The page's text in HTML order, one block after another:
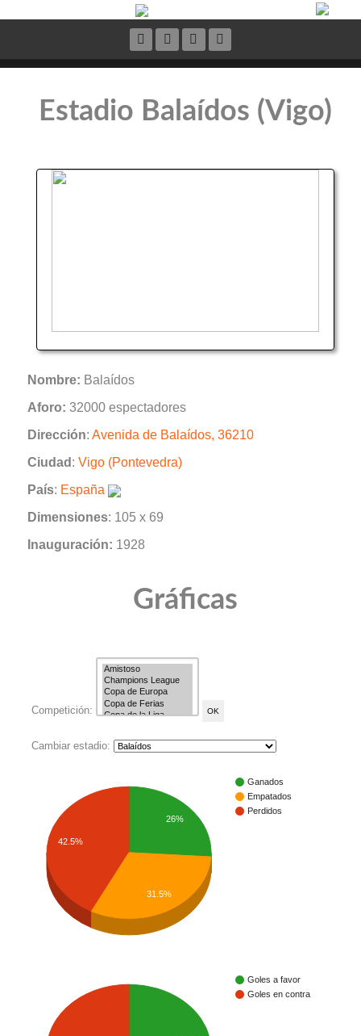
Estadio Balaídos (Vigo)
Nombre: Balaídos
Aforo: 32000 espectadores
Dirección: Avenida de Balaídos, 36210
Ciudad : Vigo (Pontevedra)
País: España
Dimensiones: 105 x 69
Inauguración: 1928
Gráficas
Competición:
Cambiar estadio:
Ganados
Empatados
Perdidos
26%
42.5%
31.5%
Goles a favor
Goles en contra